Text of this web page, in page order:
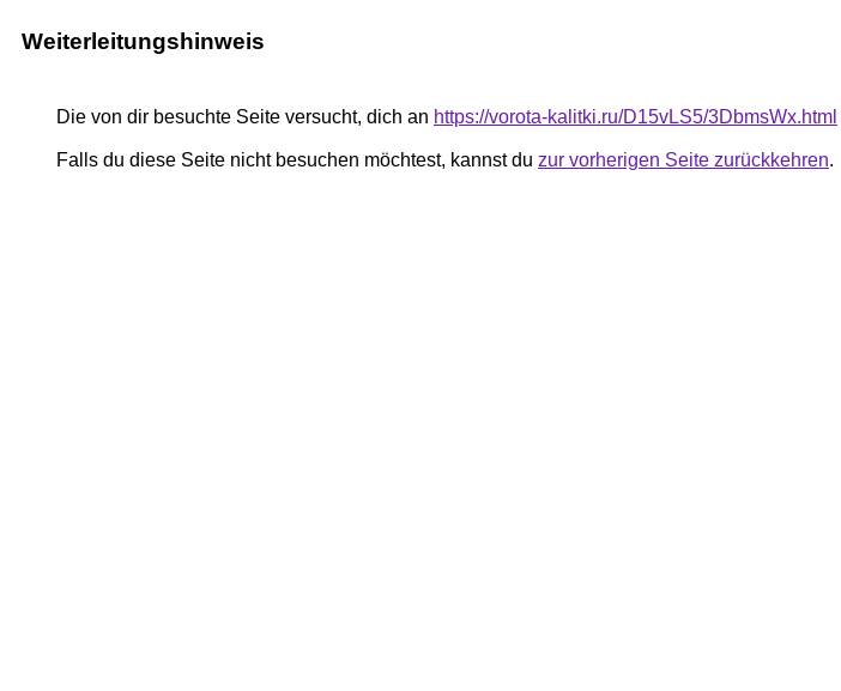
Weiterleitungshinweis
Die von dir besuchte Seite versucht, dich an https://vorota-kalitki.ru/D15vLS5/3DbmsWx.html
Falls du diese Seite nicht besuchen möchtest, kannst du zur vorherigen Seite zurückkehren.